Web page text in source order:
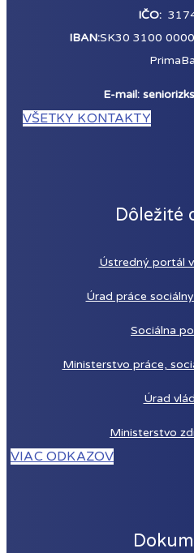
IČO:
IBAN:SK30 3100
E-mail: seniorizks
VŠETKY KONTAKTY
Dôležité
Ústredný portál
Úrad práce
Sociálna
Ministerstvo práce,
Úrad
Ministerstvo
VIAC ODKAZOV